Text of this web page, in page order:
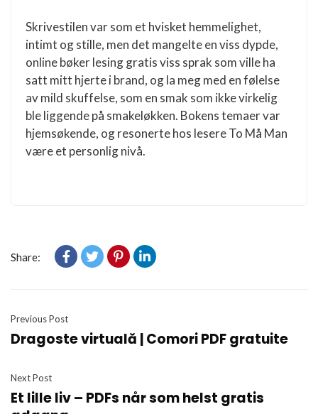
Skrivestilen var som et hvisket hemmelighet,
intimt og stille, men det mangelte en viss dypde,
online bøker lesing gratis viss sprak som ville ha
satt mitt hjerte i brand, og la meg med en følelse
av mild skuffelse, som en smak som ikke virkelig
ble liggende på smakeløkken. Bokens temaer var
hjemsøkende, og resonerte hos lesere To Må Man
være et personlig nivå.
Share:
Previous Post
Dragoste virtuală | Comori PDF gratuite
Next Post
Et lille liv – PDFs når som helst gratis